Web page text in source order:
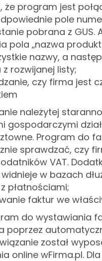
że program jest
pole
pobrana z GUS.
pola „nazwa
nazwy, a
rozwijanej listy;
czy firma jest
należytej
gospodarczymi
Program do
sprawdzać, czy
VAT.
w bazach
płatnościami;
faktur we
do wystawiania
poprzez
został
online wFirma.pl.